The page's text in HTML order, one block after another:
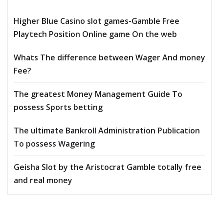
Higher Blue Casino slot games-Gamble Free
Playtech Position Online game On the web
Whats The difference between Wager And money
Fee?
The greatest Money Management Guide To
possess Sports betting
The ultimate Bankroll Administration Publication
To possess Wagering
Geisha Slot by the Aristocrat Gamble totally free
and real money